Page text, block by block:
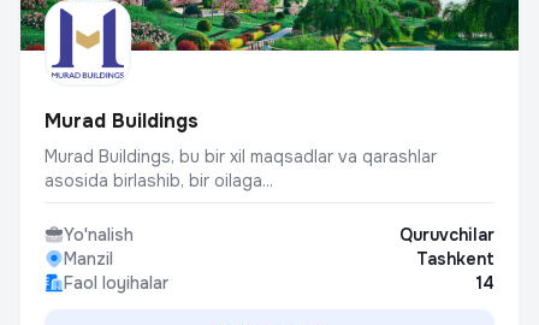
Murad Buildings
Murad Buildings, bu bir xil maqsadlar va qarashlar
asosida birlashib, bir oilaga...
Yo'nalish
Quruvchilar
Manzil
Tashkent
Faol loyihalar
14